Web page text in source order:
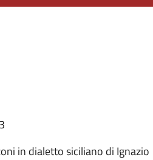
in dialetto siciliano di Ignazio